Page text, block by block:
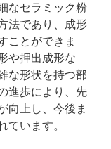
なセラミック粉
法であり、成形
ことができま
や押出成形な
な形状を持つ部
進歩により、先
向上し、今後ま
います。